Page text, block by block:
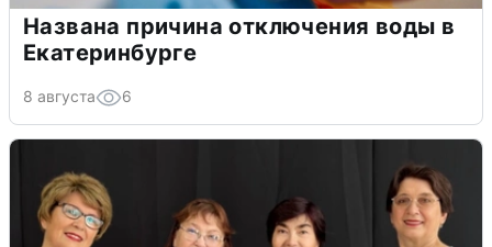
Названа причина отключения воды в
Екатеринбурге
8 августа 6